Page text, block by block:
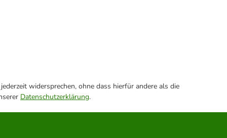
widersprechen, ohne dass hierfür andere als die
Datenschutzerklärung.